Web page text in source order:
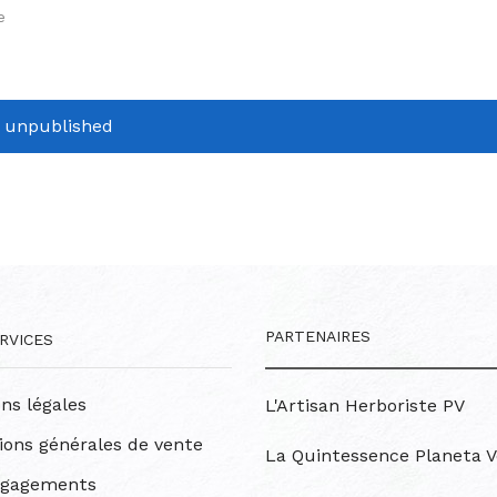
légales
générales de vente
PARTENAIRES
L'Artisan Herboriste PV
La Quintessence Planeta